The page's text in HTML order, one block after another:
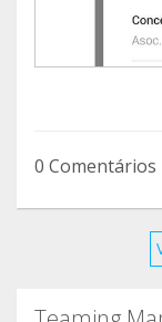
pendientes de
Muchas
0 Comentários